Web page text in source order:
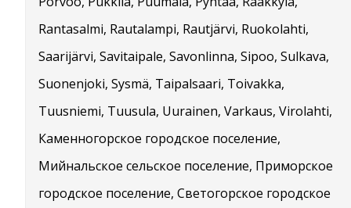
Rantasalmi, Rautalampi, Rautjärvi, Ruokolahti,
Saarijärvi, Savitaipale, Savonlinna, Sipoo, Sulkava,
Suonenjoki, Sysmä, Taipalsaari, Toivakka,
Tuusniemi, Tuusula, Uurainen, Varkaus, Virolahti,
Каменногорское городское поселение,
Мийнальское сельское поселение, Приморское
городское поселение, Светогорское городское